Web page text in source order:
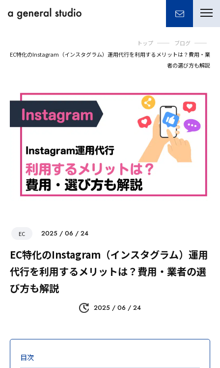
トップ
ブログ
EC特化のInstagram（インスタグラム）運用代行を利用するメリットは？費用・業
者の選び方も解説
EC 2025 / 06 / 24
EC特化のInstagram（インスタグラム）運用
代行を利用するメリットは？費用・業者の選
び方も解説
2025 / 06 / 24
目次